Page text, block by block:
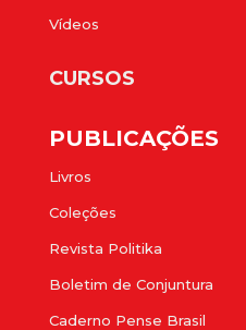
Vídeos
CURSOS
PUBLICAÇÕES
Livros
Coleções
Revista Politika
Boletim de Conjuntura
Caderno Pense Brasil